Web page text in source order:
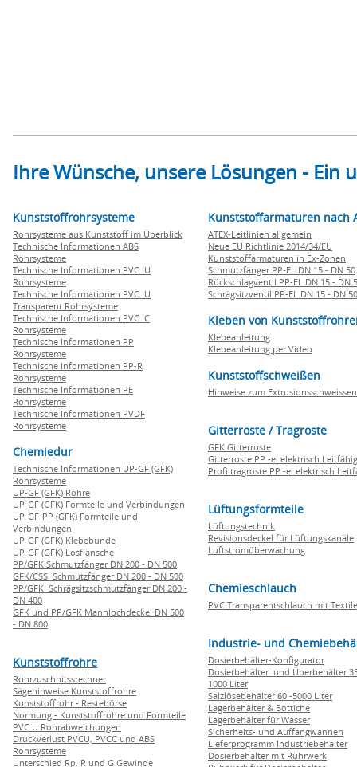
Ihre Wünsche, unsere Lösungen -
Kunststoffrohrsysteme
Rohrsysteme aus Kunststoff im Überblick
Technische Informationen ABS
Rohrsysteme
Technische Informationen PVC U
Rohrsysteme
Technische Informationen PVC U
Transparent Rohrsysteme
Technische Informationen PVC C
Rohrsysteme
Technische Informationen PP
Rohrsysteme
Technische Informationen PP-R
Rohrsysteme
Technische Informationen PE
Rohrsysteme
Technische Informationen PVDF
Rohrsysteme
Chemiedur
Technische Informationen UP-GF (GFK)
Rohrsysteme
UP-GF (GFK) Rohre
UP-GF (GFK) Formteile und Verbindungen
UP-GF-PP (GFK) Formteile und
Verbindungen
UP-GF (GFK) Klebebunde
UP-GF (GFK) Losflansche
PP/GFK Schmutzfänger DN 200 - DN 500
GFK/CSS Schmutzfänger DN 200 - DN 500
PP/GFK Schrägsitzschmutzfänger DN 200 -
DN 400
GFK und PP/GFK Mannlochdeckel DN 500
- DN 800
Kunststoffrohre
Rohrzuschnitssrechner
Sägehinweise Kunststoffrohre
Kunststoffrohr - Restebörse
Normung - Kunststoffrohre und Formteile
PVC U Rohrabweichungen
Druckverlust PVCU, PVCC und ABS
Rohrsysteme
Unterschied Rp, R und G Gewinde
Kunststoffarmaturen nach
ATEX-Leitlinien allgemein
Neue EU Richtlinie 2014/34/EU
Kunststoffarmaturen in Ex-Zonen
Schmutzfänger PP-EL DN 15 - DN 50
Rückschlagventil PP-EL DN 15 - DN
Schrägsitzventil PP-EL DN 15 - DN 50
Kleben von
Klebeanleitung
Klebeanleitung per Video
Kunststoffschweißen
Hinweise zum Extrusionsschweissen
Gitterroste / Tragroste
GFK Gitterroste
Gitterroste PP -el elektrisch Leitfähig
Profiltragroste PP -el elektrisch
Lüftungsformteile
Lüftungstechnik
Revisionsdeckel für Lüftungskanäle
Luftstromüberwachung
Chemieschlauch
PVC Transparentschlauch mit
Industrie- und
Dosierbehälter-Konfigurator
Dosierbehälter und Überbehälter
1000 Liter
Salzlösebehälter 60 -5000 Liter
Lagerbehälter & Bottiche
Lagerbehälter für Wasser
Sicherheits- und Auffangwannen
Lieferprogramm Industriebehälter
Dosierbehälter mit Rührwerk